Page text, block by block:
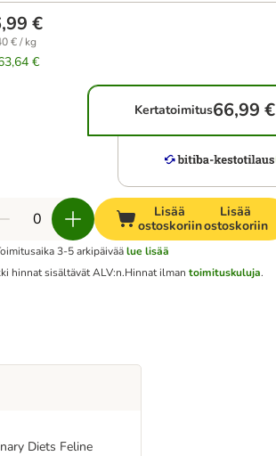
€
€ / kg
€
Kertatoimitus66,99 €
Lisää
ostoskoriin
Lisää
ostoskoriin
3-5 arkipäivää lue lisää
hinnat sisältävät ALV:n.Hinnat ilman toimituskuluja.
Diets Feline